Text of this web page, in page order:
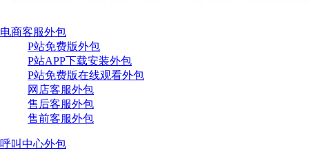
电商客服外包
P站免费版外包
P站APP下载安装外包
P站免费版在线观看外包
网店客服外包
售后客服外包
售前客服外包
呼叫中心外包